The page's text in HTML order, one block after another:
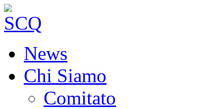
News
Chi Siamo
Comitato